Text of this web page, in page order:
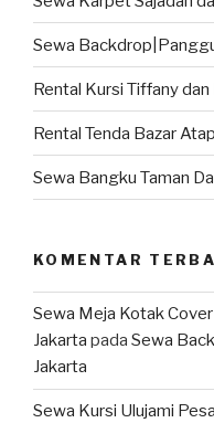
Sewa
Rental Kursi Tiffany
Rental Tenda Bazar
Sewa Bangku Taman
KOMENTAR
Sewa Meja Kotak
Jakarta pada Sewa
Jakarta
Sewa Kursi Ulujami